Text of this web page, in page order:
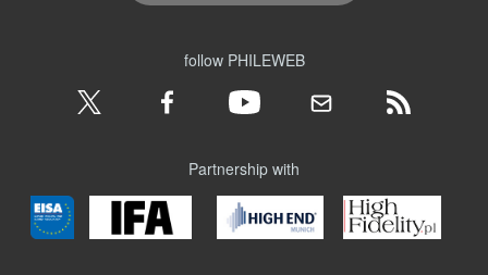
follow PHILEWEB
Partnership with